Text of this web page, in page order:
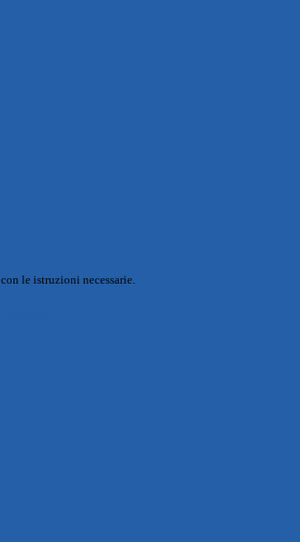
le istruzioni necessarie.